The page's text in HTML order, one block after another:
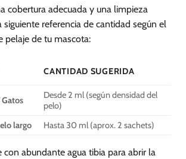
cobertura adecuada y una limpieza
siguiente referencia de cantidad según el
pelaje de tu mascota:
CANTIDAD SUGERIDA
Desde 2 ml (según densidad del
pelo)
largo
Hasta 30 ml (aprox. 2 sachets)
con abundante agua tibia para abrir la